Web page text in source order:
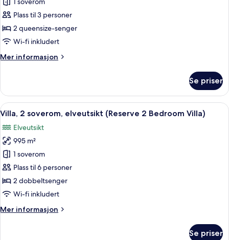
Bed)
soverom,
resort-
utsikt
Suite,
Beds)
Plass til 3 personer
2 queensize-senger
Wi-fi inkludert
Mer informasjon
Mer
1
soverom,
resort-
(Mandapa
Suite,
Queen
Beds)
Se priser
Åpne
alle
bildene
av
Villa,
2
soverom,
elveutsikt
2
Villa, 2 soverom, elveutsikt (Reserve
12
Villa, 2 soverom, elveutsikt (Reserve 2 Bedroom Villa)
Elveutsikt
995 m²
1 soverom
Plass til 6 personer
2 dobbeltsenger
Wi-fi inkludert
Mer informasjon
Mer
Se priser